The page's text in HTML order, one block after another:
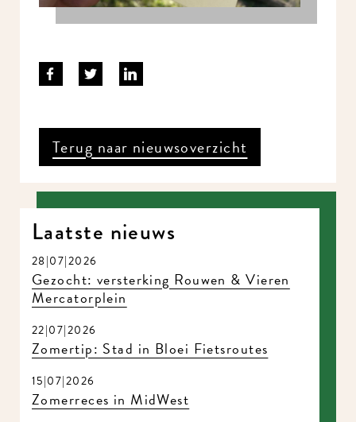
Terug naar nieuwsoverzicht
Laatste nieuws
28|07|2026
Gezocht: versterking Rouwen & Vieren
Mercatorplein
22|07|2026
Zomertip: Stad in Bloei Fietsroutes
15|07|2026
Zomerreces in MidWest